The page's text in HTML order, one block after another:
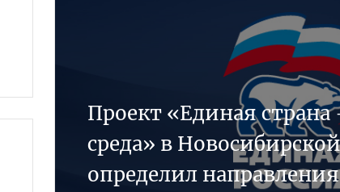
Проект «Единая страна
среда» в
определил